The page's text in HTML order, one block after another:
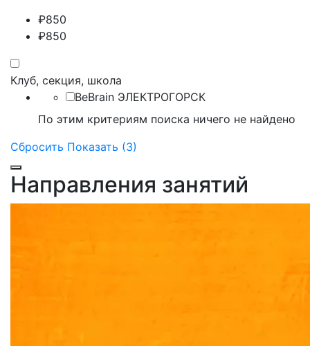
₽850
₽850
Клуб, секция, школа
BeBrain ЭЛЕКТРОГОРСК
По этим критериям поиска ничего не найдено
Сбросить Показать (3)
Направления занятий